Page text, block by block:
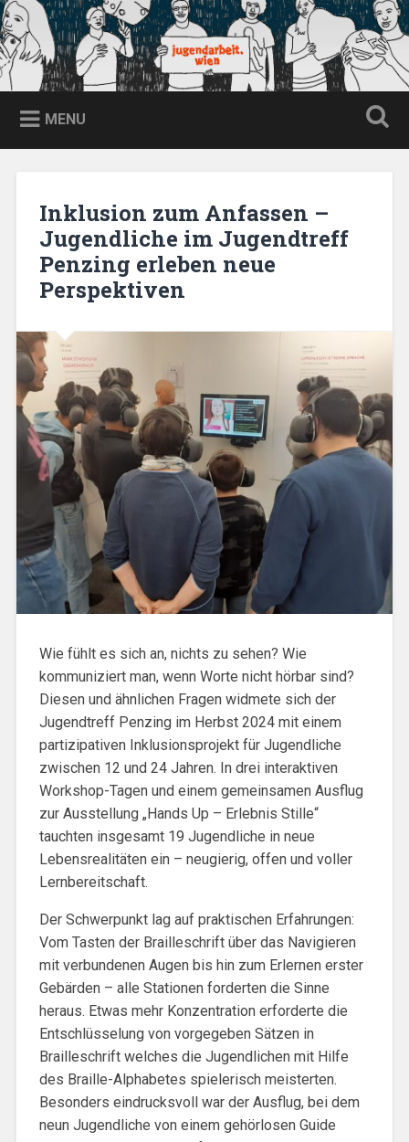
Skip
to
content
Search
jugendarbeit.wien
MENU
Inklusion zum Anfassen –
Jugendliche im Jugendtreff
Penzing erleben neue
Perspektiven
Wie fühlt es sich an, nichts zu sehen? Wie
kommuniziert man, wenn Worte nicht hörbar sind?
Diesen und ähnlichen Fragen widmete sich der
Jugendtreff Penzing im Herbst 2024 mit einem
partizipativen Inklusionsprojekt für Jugendliche
zwischen 12 und 24 Jahren. In drei interaktiven
Workshop-Tagen und einem gemeinsamen Ausflug
zur Ausstellung „Hands Up – Erlebnis Stille“
tauchten insgesamt 19 Jugendliche in neue
Lebensrealitäten ein – neugierig, offen und voller
Lernbereitschaft.
Der Schwerpunkt lag auf praktischen Erfahrungen:
Vom Tasten der Brailleschrift über das Navigieren
mit verbundenen Augen bis hin zum Erlernen erster
Gebärden – alle Stationen forderten die Sinne
heraus. Etwas mehr Konzentration erforderte die
Entschlüsselung von vorgegeben Sätzen in
Brailleschrift welches die Jugendlichen mit Hilfe
des Braille-Alphabetes spielerisch meisterten.
Besonders eindrucksvoll war der Ausflug, bei dem
neun Jugendliche von einem gehörlosen Guide